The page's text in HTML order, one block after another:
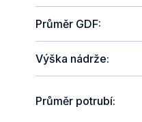
Průměr GDF:
Výška nádrže:
Průměr potrubí: